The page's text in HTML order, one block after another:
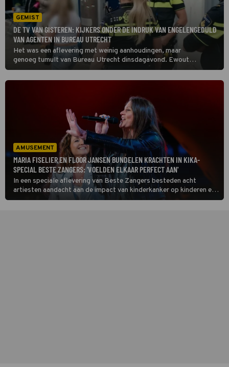
GEMIST
DE TV VAN GISTEREN: KIJKERS ONDER DE INDRUK VAN ENGELENGEDULD
VAN AGENTEN IN BUREAU UTRECHT
Het was een aflevering met weinig aanhoudingen, maar
genoeg tumult van Bureau Utrecht dinsdagavond. Ewout
Genemans ging weer op pad met de agenten in Utrecht en viel van
de ene verbazing in de andere.
AMUSEMENT
MARIA FISELIER EN FLOOR JANSEN BUNDELEN KRACHTEN IN KIKA-
SPECIAL BESTE ZANGERS: 'VOELDEN ELKAAR PERFECT AAN'
In een speciale aflevering van Beste Zangers besteden acht
artiesten aandacht aan de impact van kinderkanker op kinderen en
gezinnen. Mezzosopraan en KiKa-ambassadeur Maria Fiselier is